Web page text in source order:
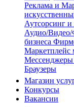
Реклама и
Аутсорсинг и
Аудио/
бизнеса
Маркетплейс
Мессенджеры
Браузеры
Магазин
Конкурсы
Вакансии